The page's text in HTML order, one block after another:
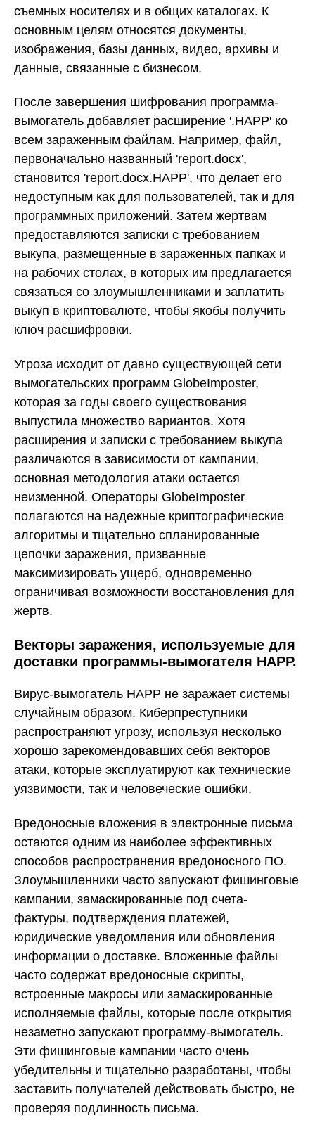
съемных носителях и в общих каталогах. К
основным целям относятся документы,
изображения, базы данных, видео, архивы и
данные, связанные с бизнесом.
После завершения шифрования программа-
вымогатель добавляет расширение '.HAPP' ко
всем зараженным файлам. Например, файл,
первоначально названный 'report.docx',
становится 'report.docx.HAPP', что делает его
недоступным как для пользователей, так и для
программных приложений. Затем жертвам
предоставляются записки с требованием
выкупа, размещенные в зараженных папках и
на рабочих столах, в которых им предлагается
связаться со злоумышленниками и заплатить
выкуп в криптовалюте, чтобы якобы получить
ключ расшифровки.
Угроза исходит от давно существующей сети
вымогательских программ GlobeImposter,
которая за годы своего существования
выпустила множество вариантов. Хотя
расширения и записки с требованием выкупа
различаются в зависимости от кампании,
основная методология атаки остается
неизменной. Операторы GlobeImposter
полагаются на надежные криптографические
алгоритмы и тщательно спланированные
цепочки заражения, призванные
максимизировать ущерб, одновременно
ограничивая возможности восстановления для
жертв.
Векторы заражения, используемые для
доставки программы-вымогателя HAPP.
Вирус-вымогатель HAPP не заражает системы
случайным образом. Киберпреступники
распространяют угрозу, используя несколько
хорошо зарекомендовавших себя векторов
атаки, которые эксплуатируют как технические
уязвимости, так и человеческие ошибки.
Вредоносные вложения в электронные письма
остаются одним из наиболее эффективных
способов распространения вредоносного ПО.
Злоумышленники часто запускают фишинговые
кампании, замаскированные под счета-
фактуры, подтверждения платежей,
юридические уведомления или обновления
информации о доставке. Вложенные файлы
часто содержат вредоносные скрипты,
встроенные макросы или замаскированные
исполняемые файлы, которые после открытия
незаметно запускают программу-вымогатель.
Эти фишинговые кампании часто очень
убедительны и тщательно разработаны, чтобы
заставить получателей действовать быстро, не
проверяя подлинность письма.